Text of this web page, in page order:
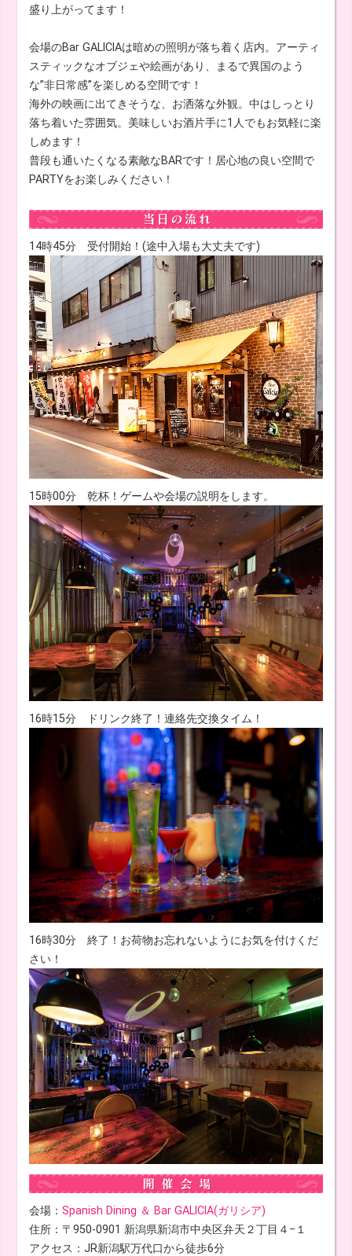
盛り上がってます！
会場のBar GALICIAは暗めの照明が落ち着く店内。アーティ
スティックなオブジェや絵画があり、まるで異国のよう
な”非日常感”を楽しめる空間です！
海外の映画に出てきそうな、お洒落な外観。中はしっとり
落ち着いた雰囲気。美味しいお酒片手に1人でもお気軽に楽
しめます！
普段も通いたくなる素敵なBARです！居心地の良い空間で
PARTYをお楽しみください！
14時45分 受付開始！(途中入場も大丈夫です)
15時00分 乾杯！ゲームや会場の説明をします。
16時15分 ドリンク終了！連絡先交換タイム！
16時30分 終了！お荷物お忘れないようにお気を付けくだ
さい！
会場：Spanish Dining ＆ Bar GALICIA(ガリシア)
住所：〒950-0901 新潟県新潟市中央区弁天２丁目４−１
アクセス：JR新潟駅万代口から徒歩6分